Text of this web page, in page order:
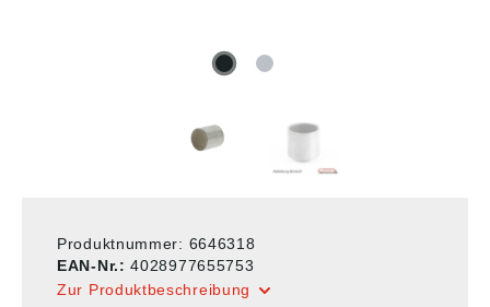
Produktnummer: 6646318
EAN-Nr.:4028977655753
Zur Produktbeschreibung